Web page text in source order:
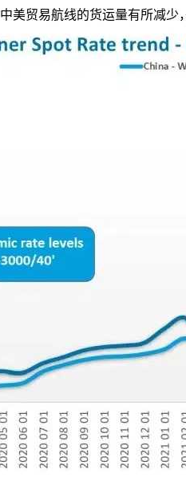
美贸易航线的货运量有所减少，